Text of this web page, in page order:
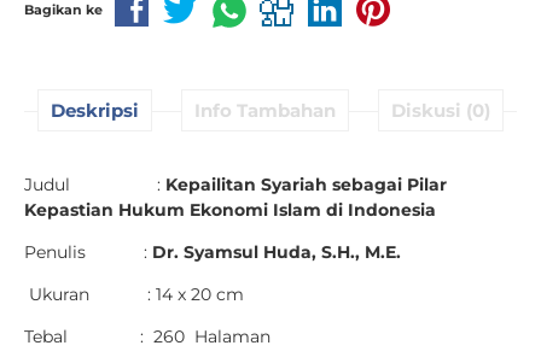
Bagikan ke
Deskripsi Info Tambahan Diskusi (0)
Judul : Kepailitan Syariah sebagai Pilar
Kepastian Hukum Ekonomi Islam di Indonesia
Penulis : Dr. Syamsul Huda, S.H., M.E.
Ukuran : 14 x 20 cm
Tebal : 260 Halaman